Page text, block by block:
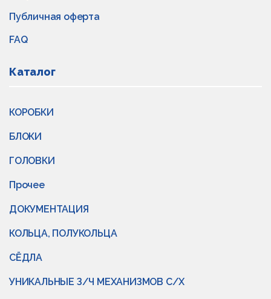
Публичная оферта
FAQ
Каталог
КОРОБКИ
БЛОКИ
ГОЛОВКИ
Прочее
ДОКУМЕНТАЦИЯ
КОЛЬЦА, ПОЛУКОЛЬЦА
СЁДЛА
УНИКАЛЬНЫЕ З/Ч МЕХАНИЗМОВ С/Х